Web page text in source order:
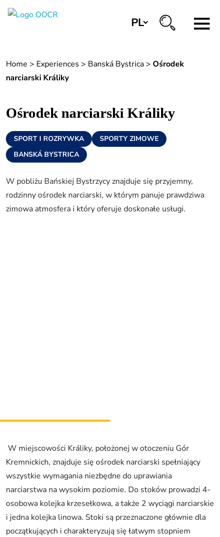
PL
Banská Bystrica
Kremnica
Krupina
Centra informacyjne
Doświadczenia
Historia i kultura
Home > Experiences > Banská Bystrica > Ośrodek
narciarski Králiky
Ośrodek narciarski Králiky
SPORT I ROZRYWKA
SPORTY ZIMOWE
BANSKÁ BYSTRICA
W pobliżu Bańskiej Bystrzycy znajduje się przyjemny,
rodzinny ośrodek narciarski, w którym panuje prawdziwa
zimowa atmosfera i który oferuje doskonałe usługi.
W miejscowości Králiky, położonej w otoczeniu Gór
Kremnickich, znajduje się ośrodek narciarski spełniający
wszystkie wymagania niezbędne do uprawiania
narciarstwa na wysokim poziomie. Do stoków prowadzi 4-
osobowa kolejka krzesełkowa, a także 2 wyciągi narciarskie
i jedna kolejka linowa. Stoki są przeznaczone głównie dla
początkujących i charakteryzują się łatwym stopniem